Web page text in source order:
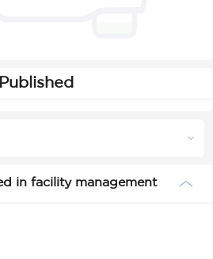
Published
in facility management